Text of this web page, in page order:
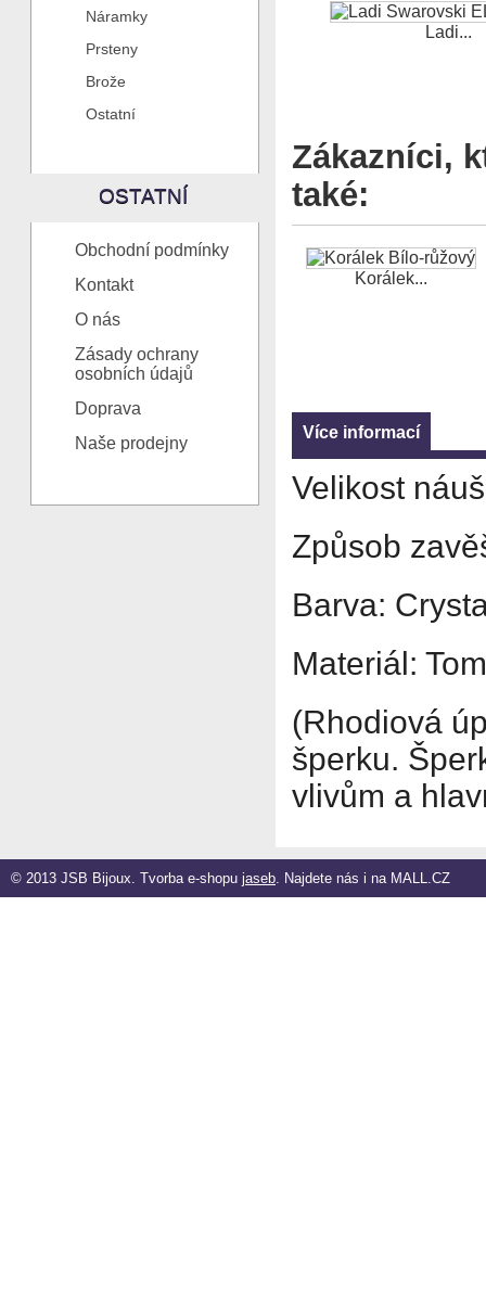
Náramky
Prsteny
Brože
Ostatní
OSTATNÍ
Obchodní podmínky
Kontakt
O nás
Zásady ochrany
osobních údajů
Doprava
Naše prodejny
Ladi...
Zákazníci,
také:
Korálek...
Více informací
Velikost
Způsob
Barva:
Materiál:
(Rhodiová
šperku.
vlivům a
© 2013 JSB Bijoux. Tvorba e-shopu jaseb. Najdete nás i na MALL.CZ